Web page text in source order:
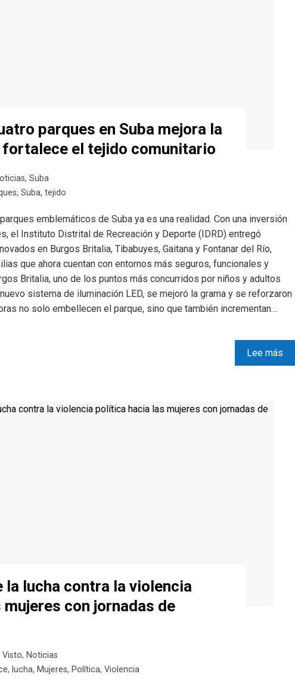
parques en Suba mejora la
fortalece el tejido comunitario
, Suba
, Suba, tejido
emblemáticos de Suba ya es una realidad. Con una inversión
el Instituto Distrital de Recreación y Deporte (IDRD) entregó
en Burgos Britalia, Tibabuyes, Gaitana y Fontanar del Río,
que ahora cuentan con entornos más seguros, funcionales y
Britalia, uno de los puntos más concurridos por niños y adultos
sistema de iluminación LED, se mejoró la grama y se reforzaron
no solo embellecen el parque, sino que también incrementan…
Lee más
lucha contra la violencia
con jornadas de
Visto, Noticias
, lucha, Mujeres, Política, Violencia